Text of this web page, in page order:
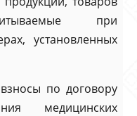
при
установленных
по договору
медицинских